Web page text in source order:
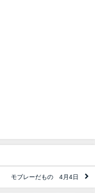
モブレーだもの 4月4日